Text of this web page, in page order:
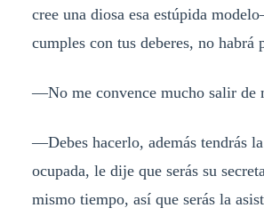
cree una diosa esa estúpida
cumples con tus deberes, no habrá
—No me convence mucho salir de
—Debes hacerlo, además tendrás la
ocupada, le dije que serás su
mismo tiempo, así que serás la